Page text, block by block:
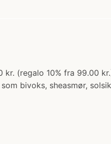
(regalo 10% fra 99.00
bivoks, sheasmør,